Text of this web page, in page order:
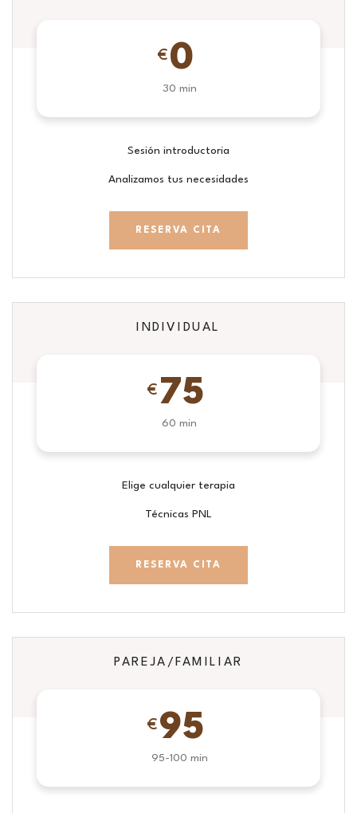
€ 0
30 min
Sesión introductoria
Analizamos tus necesidades
RESERVA CITA
INDIVIDUAL
€ 75
60 min
Elige cualquier terapia
Técnicas PNL
RESERVA CITA
PAREJA/FAMILIAR
€ 95
95-100 min